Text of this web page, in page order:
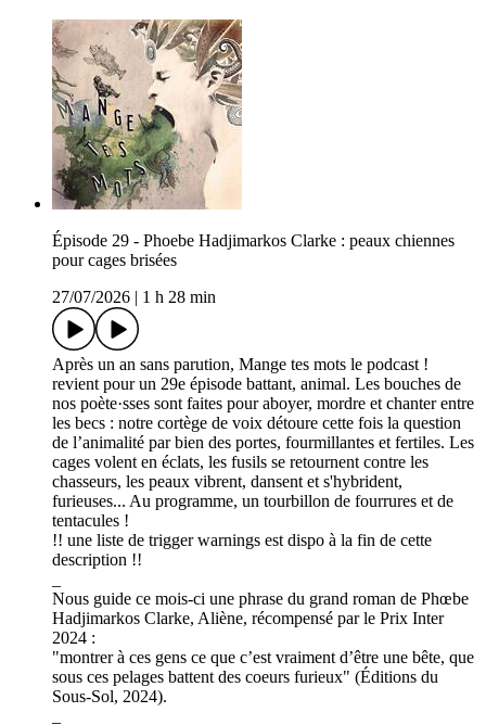
Épisode 29 - Phoebe Hadjimarkos Clarke : peaux chiennes
pour cages brisées
27/07/2026
1 h 28 min
Après un an sans parution, Mange tes mots le podcast !
revient pour un 29e épisode battant, animal. Les bouches de
nos poète·sses sont faites pour aboyer, mordre et chanter entre
les becs : notre cortège de voix détoure cette fois la question
de l’animalité par bien des portes, fourmillantes et fertiles. Les
cages volent en éclats, les fusils se retournent contre les
chasseurs, les peaux vibrent, dansent et s'hybrident,
furieuses... Au programme, un tourbillon de fourrures et de
tentacules !
!! une liste de trigger warnings est dispo à la fin de cette
description !!
Nous guide ce mois-ci une phrase du grand roman de Phœbe
Hadjimarkos Clarke, Aliène, récompensé par le Prix Inter
2024 :
"montrer à ces gens ce que c’est vraiment d’être une bête, que
sous ces pelages battent des coeurs furieux" (Éditions du
Sous-Sol, 2024).